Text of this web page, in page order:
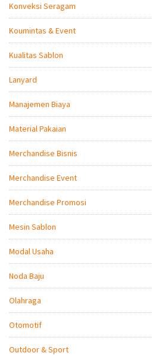
Konveksi Seragam
Koumintas & Event
Kualitas Sablon
Lanyard
Manajemen Biaya
Material Pakaian
Merchandise Bisnis
Merchandise Event
Merchandise Promosi
Mesin Sablon
Modal Usaha
Noda Baju
Olahraga
Otomotif
Outdoor & Sport